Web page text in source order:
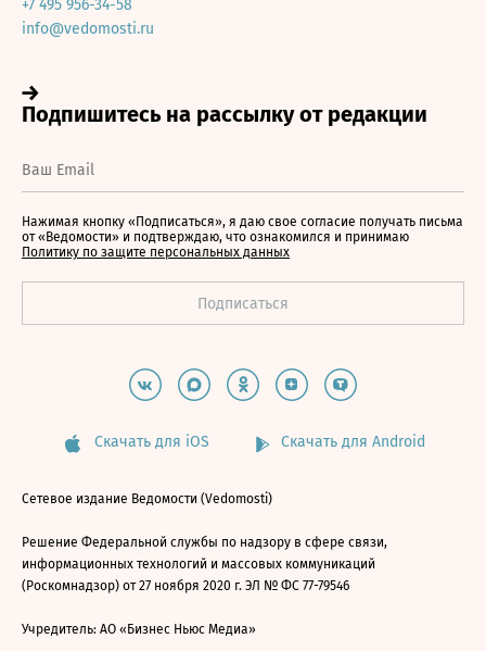
+7 495 956-34-58
info@vedomosti.ru
Нажимая кнопку «Подписаться», я даю свое согласие получать письма
от «Ведомости» и подтверждаю, что ознакомился и принимаю
Политику по защите персональных данных
Скачать для iOS Скачать для Android
Сетевое издание Ведомости (Vedomosti)
Решение Федеральной службы по надзору в сфере связи,
информационных технологий и массовых коммуникаций
(Роскомнадзор) от 27 ноября 2020 г. ЭЛ № ФС 77-79546
Учредитель: АО «Бизнес Ньюс Медиа»